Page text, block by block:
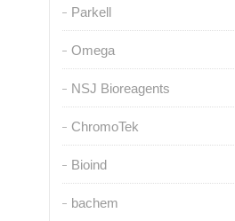
Parkell
Omega
NSJ Bioreagents
ChromoTek
Bioind
bachem